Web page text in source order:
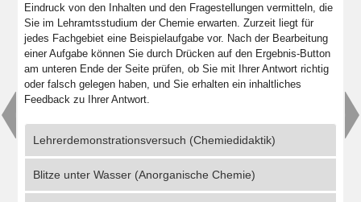
Eindruck von den Inhalten und den Fragestellungen vermitteln, die
Sie im Lehramtsstudium der Chemie erwarten. Zurzeit liegt für
jedes Fachgebiet eine Beispielaufgabe vor. Nach der Bearbeitung
einer Aufgabe können Sie durch Drücken auf den Ergebnis-Button
am unteren Ende der Seite prüfen, ob Sie mit Ihrer Antwort richtig
oder falsch gelegen haben, und Sie erhalten ein inhaltliches
Feedback zu Ihrer Antwort.
Lehrerdemonstrationsversuch (Chemiedidaktik)
Blitze unter Wasser (Anorganische Chemie)